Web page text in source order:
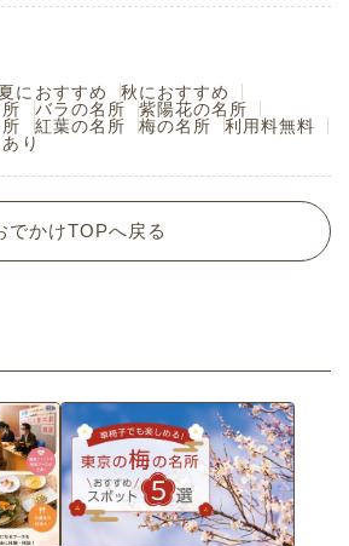
夏におすすめ
秋におすすめ
バラの名所
紫陽花の名所
紅葉の名所 梅の名所
利用料無料
り
でかけTOPへ戻る